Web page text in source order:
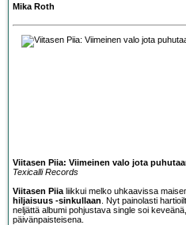
Mika Roth
Viitasen Piia: Viimeinen valo jota
Texicalli Records
Viitasen Piia liikkui melko uhkaavissa
hiljaisuus -sinkullaan . Nyt painolasti
neljättä albumi pohjustava single soi
päivänpaisteisena.